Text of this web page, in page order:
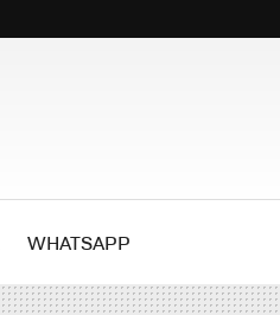
WHATSAPP